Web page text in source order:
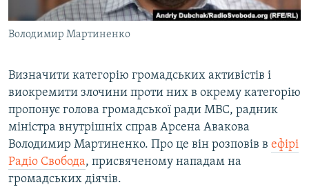
ПОДКАСТИ
РУС
УКР
КТАТ
ДОЛУЧАЙСЯ!
Володимир Мартиненко
Визначити категорію громадських активістів і
виокремити злочини проти них в окрему категорію
пропонує голова громадської ради МВС, радник
міністра внутрішніх справ Арсена Авакова
Володимир Мартиненко. Про це він розповів в ефірі
Радіо Свобода, присвяченому нападам на
громадських діячів.